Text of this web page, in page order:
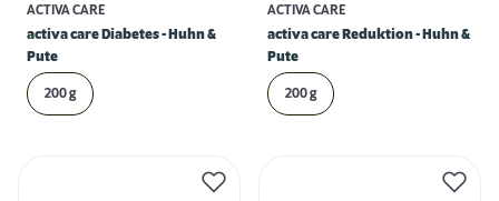
ACTIVA CARE
activa care Diabetes - Huhn &
Pute
200 g
ACTIVA CARE
activa care Reduktion - Huhn &
Pute
200 g